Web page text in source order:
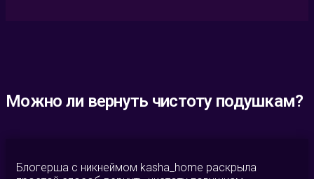
Можно ли вернуть чистоту подушкам?
Блогерша с никнеймом kasha_home раскрыла